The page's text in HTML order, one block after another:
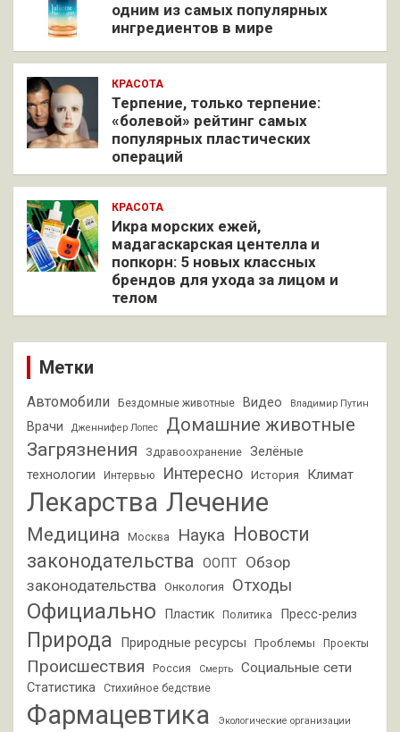
одним из самых популярных
ингредиентов в мире
КРАСОТА
Терпение, только терпение:
«болевой» рейтинг самых
популярных пластических
операций
КРАСОТА
Икра морских ежей,
мадагаскарская центелла и
попкорн: 5 новых классных
брендов для ухода за лицом и
телом
Метки
Автомобили Бездомные животные Видео Владимир Путин
Врачи Дженнифер Лопес
Домашние животные
Загрязнения
Здравоохранение
Зелёные
технологии
Интервью Интересно История Климат
Лекарства Лечение
Медицина Москва Наука
Новости
законодательства ООПТ Обзор
законодательства Онкология Отходы
Официально Пластик Политика Пресс-релиз
Природа Природные ресурсы Проблемы Проекты
Происшествия Россия Смерть Социальные сети
Статистика Стихийное бедствие
Фармацевтика Экологические организации